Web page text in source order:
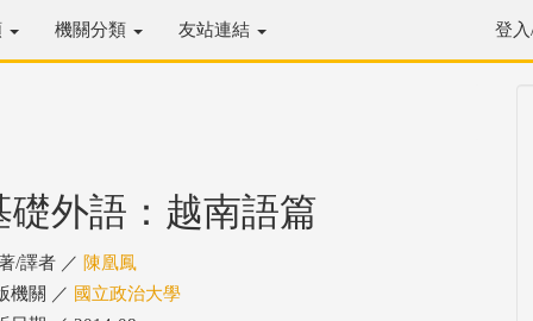
機關分類 友站連結 登
礎外語：越南語篇
/譯者 ／ 陳凰鳳
機關 ／ 國立政治大學